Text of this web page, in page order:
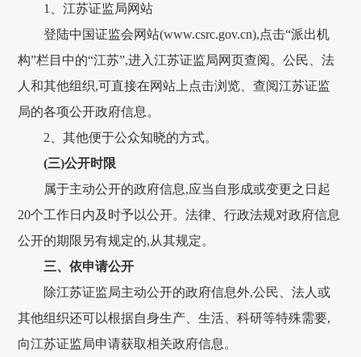
1、江苏证监局网站
登陆中国证监会网站(www.csrc.gov.cn),点击“派出机
构”栏目中的“江苏”,进入江苏证监局网页查阅。公民、法
人和其他组织,可直接在网站上点击浏览、查阅江苏证监
局的各项公开政府信息。
2、其他便于公众知晓的方式。
(三)公开时限
属于主动公开的政府信息,应当自形成或变更之日起
20个工作日内及时予以公开。法律、行政法规对政府信息
公开的期限另有规定的,从其规定。
三、依申请公开
除江苏证监局主动公开的政府信息外,公民、法人或
其他组织还可以根据自身生产、生活、科研等特殊需要,
向江苏证监局申请获取相关政府信息。